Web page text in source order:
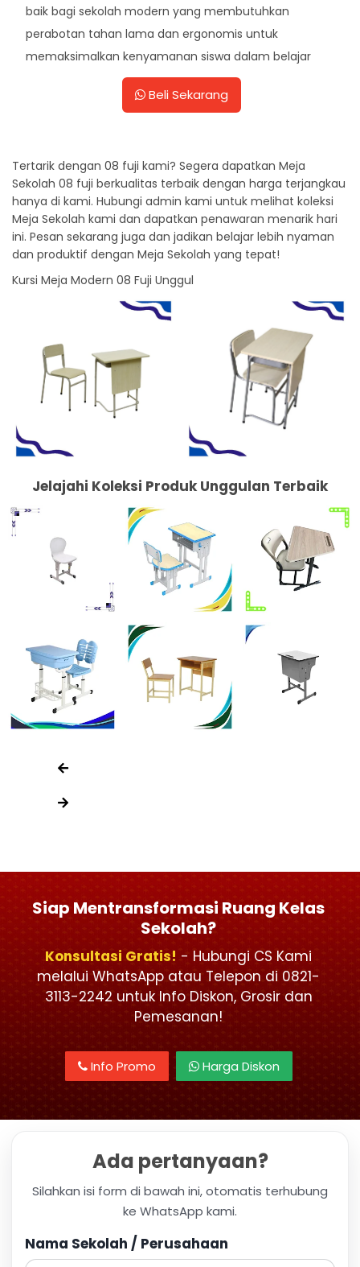
baik bagi sekolah modern yang membutuhkan
perabotan tahan lama dan ergonomis untuk
memaksimalkan kenyamanan siswa dalam belajar
Beli Sekarang
Tertarik dengan 08 fuji kami? Segera dapatkan Meja
Sekolah 08 fuji berkualitas terbaik dengan harga terjangkau
hanya di kami. Hubungi admin kami untuk melihat koleksi
Meja Sekolah kami dan dapatkan penawaran menarik hari
ini. Pesan sekarang juga dan jadikan belajar lebih nyaman
dan produktif dengan Meja Sekolah yang tepat!
Kursi Meja Modern 08 Fuji Unggul
Jelajahi Koleksi Produk Unggulan Terbaik
Siap Mentransformasi Ruang Kelas
Sekolah?
Konsultasi Gratis! - Hubungi CS Kami
melalui WhatsApp atau Telepon di 0821-
3113-2242 untuk Info Diskon, Grosir dan
Pemesanan!
Info Promo Harga Diskon
Ada pertanyaan?
Silahkan isi form di bawah ini, otomatis terhubung
ke WhatsApp kami.
Nama Sekolah / Perusahaan